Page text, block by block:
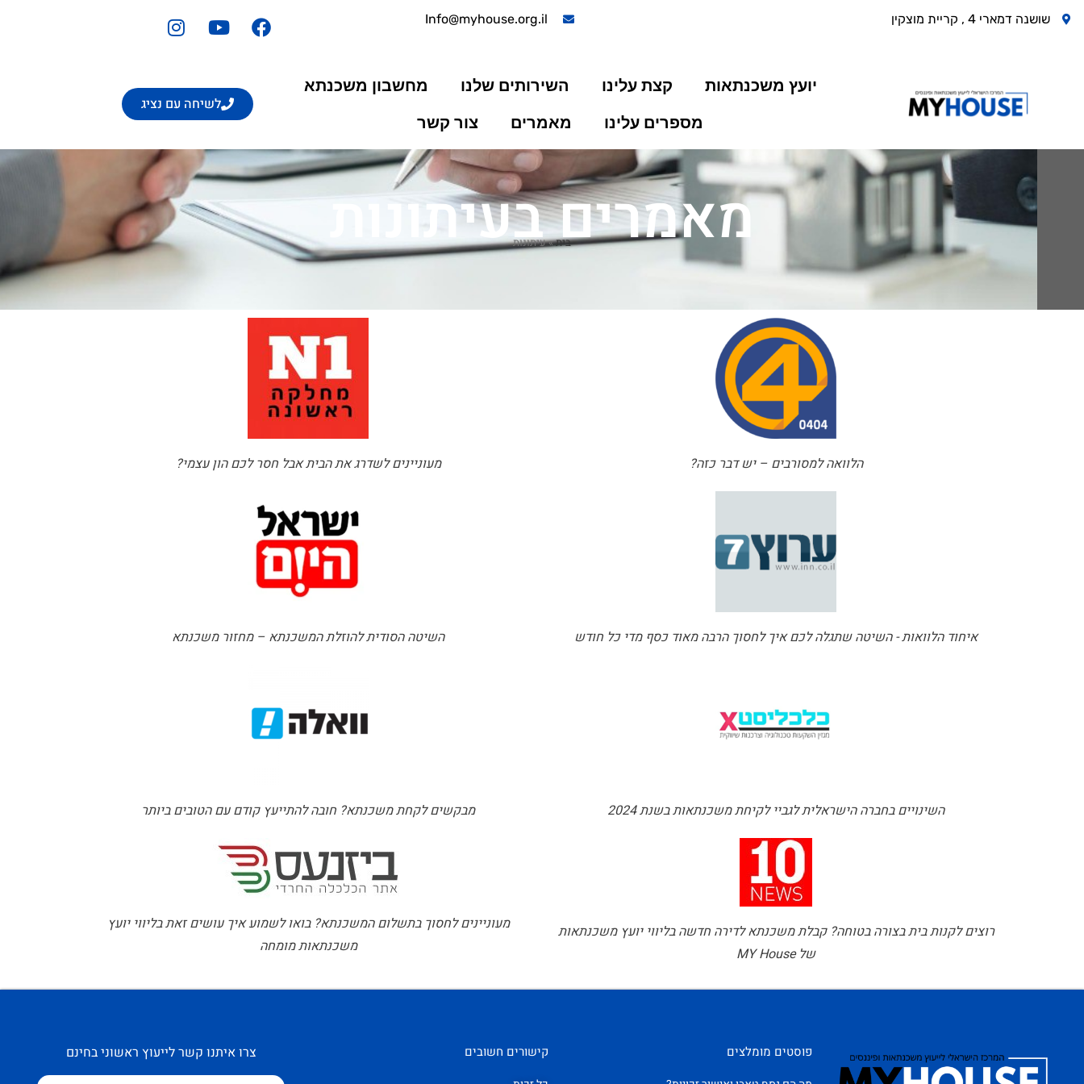
שושנה דמארי 4 , קריית מוצקין Info@myhouse.org.il
יועץ משכנתאות קצת עלינו השירותים שלנו
מחשבון משכנתא
מספרים עלינו
מאמרים צור קשר
לשיחה עם נציג
מאמרים בעיתונות
בית»עיתונות
הלוואה למסורבים – יש דבר כזה? מעוניינים לשדרג את הבית אבל חסר לכם הון עצמי?
איחוד הלוואות - השיטה שתגלה לכם איך לחסוך הרבה מאוד כסף מדי כל חודש השיטה הסודית להוזלת המשכנתא – מחזור משכנתא
השינויים בחברה הישראלית לגביי לקיחת משכנתאות בשנת 2024 מבקשים לקחת משכנתא? חובה להתייעץ קודם עם הטובים ביותר
רוצים לקנות בית בצורה בטוחה? קבלת משכנתא לדירה חדשה בליווי יועץ משכנתאות
של MY House
מעוניינים לחסוך בתשלום המשכנתא? בואו לשמוע איך עושים זאת בליווי יועץ
משכנתאות מומחה
פוסטים מומלצים קישורים חשובים צרו איתנו קשר לייעוץ ראשוני בחינם